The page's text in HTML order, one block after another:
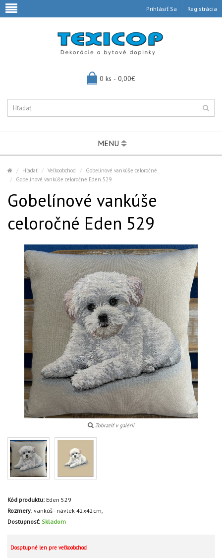
Prihlásiť Sa Registrácia
0 ks - 0,00€
MENU
Hľadať Veľkoobchod
Gobelínové vankúše celoročné
Gobelínové vankúše celoročné Eden 529
Gobelínové vankúše
celoročné Eden 529
Zobraziť v galérii
Kód produktu: Eden 529
Rozmery: vankúš - návlek 42x42cm,
Dostupnosť: Skladom
Dosptupné len pre veľkoobchod